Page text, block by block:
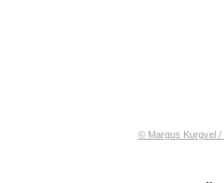
© Margus Kurgvel /